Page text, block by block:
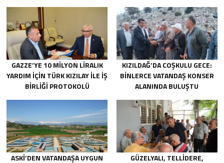
GAZZE’YE 10 MILYON LIRALIK
YARDIM IÇIN TÜRK KIZILAY ILE IŞ
BIRLIĞI PROTOKOLÜ
KIZILDAĞ’DA COŞKULU GECE:
BINLERCE VATANDAŞ KONSER
ALANINDA BULUŞTU
ASKİ’DEN VATANDAŞA UYGUN
GÜZELYALI, TELLIDERE,